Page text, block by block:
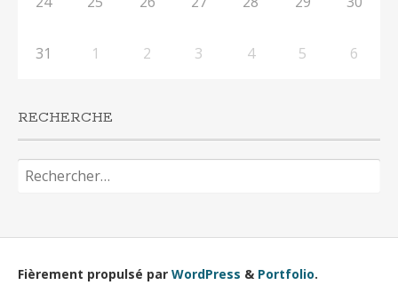
31 1 2 3 4 5 6
RECHERCHE
Rechercher :
Fièrement propulsé par WordPress & Portfolio.